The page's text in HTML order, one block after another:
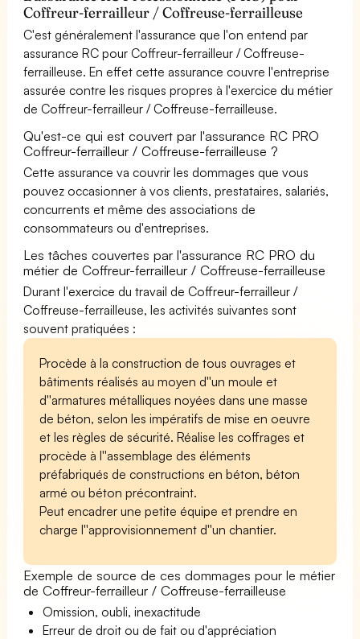
Coffreur-ferrailleur / Coffreuse-ferrailleuse
C'est généralement l'assurance que l'on entend par
assurance RC pour Coffreur-ferrailleur / Coffreuse-
ferrailleuse. En effet cette assurance couvre l'entreprise
assurée contre les risques propres à l'exercice du métier
de Coffreur-ferrailleur / Coffreuse-ferrailleuse.
Qu'est-ce qui est couvert par l'assurance RC PRO
Coffreur-ferrailleur / Coffreuse-ferrailleuse ?
Cette assurance va couvrir les dommages que vous
pouvez occasionner à vos clients, prestataires, salariés,
concurrents et même des associations de
consommateurs ou d'entreprises.
Les tâches couvertes par l'assurance RC PRO du
métier de Coffreur-ferrailleur / Coffreuse-ferrailleuse
Durant l'exercice du travail de Coffreur-ferrailleur /
Coffreuse-ferrailleuse, les activités suivantes sont
souvent pratiquées :
Procède à la construction de tous ouvrages et
bâtiments réalisés au moyen d''un moule et
d''armatures métalliques noyées dans une masse
de béton, selon les impératifs de mise en oeuvre
et les règles de sécurité. Réalise les coffrages et
procède à l''assemblage des éléments
préfabriqués de constructions en béton, béton
armé ou béton précontraint.
Peut encadrer une petite équipe et prendre en
charge l''approvisionnement d''un chantier.
Exemple de source de ces dommages pour le métier
de Coffreur-ferrailleur / Coffreuse-ferrailleuse
Omission, oubli, inexactitude
Erreur de droit ou de fait ou d'appréciation